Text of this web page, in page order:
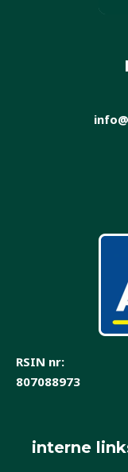
RSIN nr:
807088973
interne